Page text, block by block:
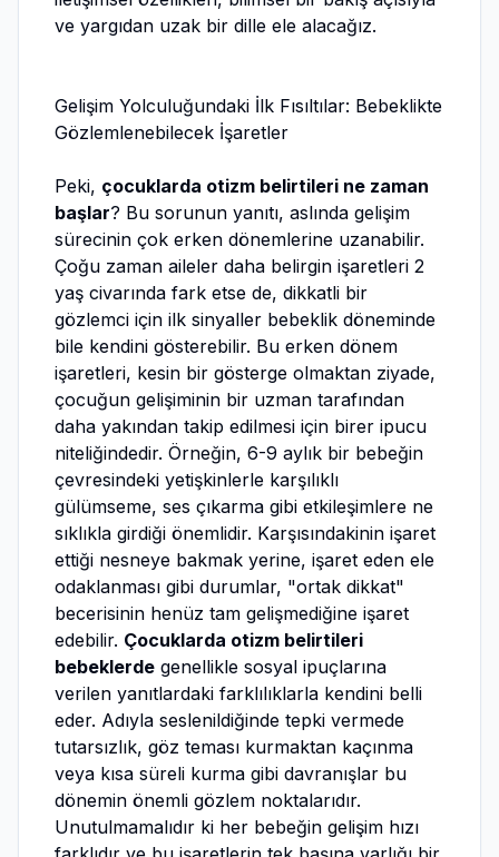
ve yargıdan uzak bir dille ele alacağız.
Gelişim Yolculuğundaki İlk Fısıltılar: Bebeklikte
Gözlemlenebilecek İşaretler
Peki, çocuklarda otizm belirtileri ne zaman
başlar? Bu sorunun yanıtı, aslında gelişim
sürecinin çok erken dönemlerine uzanabilir.
Çoğu zaman aileler daha belirgin işaretleri 2
yaş civarında fark etse de, dikkatli bir
gözlemci için ilk sinyaller bebeklik döneminde
bile kendini gösterebilir. Bu erken dönem
işaretleri, kesin bir gösterge olmaktan ziyade,
çocuğun gelişiminin bir uzman tarafından
daha yakından takip edilmesi için birer ipucu
niteliğindedir. Örneğin, 6-9 aylık bir bebeğin
çevresindeki yetişkinlerle karşılıklı
gülümseme, ses çıkarma gibi etkileşimlere ne
sıklıkla girdiği önemlidir. Karşısındakinin işaret
ettiği nesneye bakmak yerine, işaret eden ele
odaklanması gibi durumlar, "ortak dikkat"
becerisinin henüz tam gelişmediğine işaret
edebilir. Çocuklarda otizm belirtileri
bebeklerde genellikle sosyal ipuçlarına
verilen yanıtlardaki farklılıklarla kendini belli
eder. Adıyla seslenildiğinde tepki vermede
tutarsızlık, göz teması kurmaktan kaçınma
veya kısa süreli kurma gibi davranışlar bu
dönemin önemli gözlem noktalarıdır.
Unutulmamalıdır ki her bebeğin gelişim hızı